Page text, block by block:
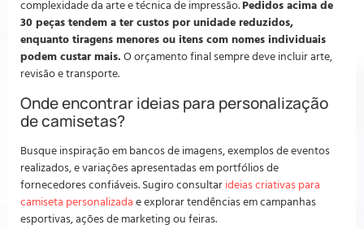
complexidade da arte e técnica de impressão. Pedidos acima de
30 peças tendem a ter custos por unidade reduzidos,
enquanto tiragens menores ou itens com nomes individuais
podem custar mais. O orçamento final sempre deve incluir arte,
revisão e transporte.
Onde encontrar ideias para personalização
de camisetas?
Busque inspiração em bancos de imagens, exemplos de eventos
realizados, e variações apresentadas em portfólios de
fornecedores confiáveis. Sugiro consultar ideias criativas para
camiseta personalizada e explorar tendências em campanhas
esportivas, ações de marketing ou feiras.